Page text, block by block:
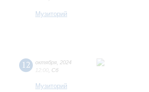
Музиторий
12 октября 2024
12:00 Сб
Музиторий